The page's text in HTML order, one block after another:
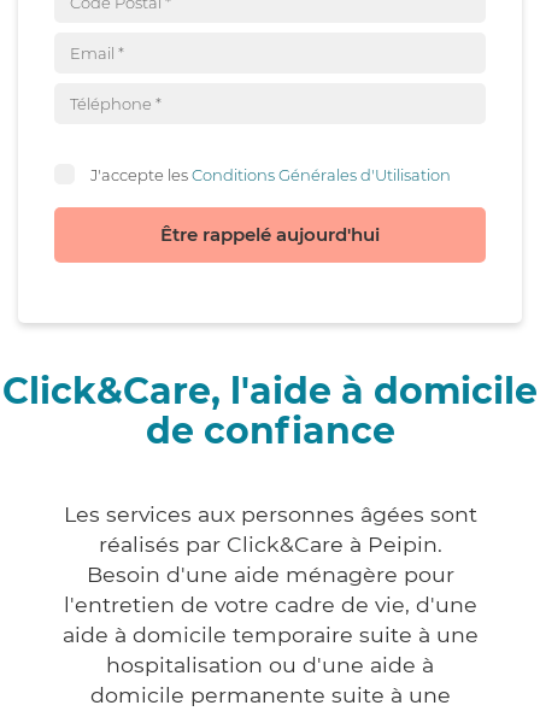
J'accepte lesConditions Générales d'Utilisation
Être rappelé aujourd'hui
Click&Care, l'aide à domicile
de confiance
Les services aux personnes âgées sont
réalisés par Click&Care à Peipin.
Besoin d'une aide ménagère pour
l'entretien de votre cadre de vie, d'une
aide à domicile temporaire suite à une
hospitalisation ou d'une aide à
domicile permanente suite à une